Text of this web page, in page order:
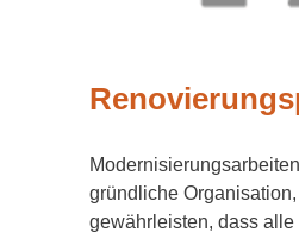
gründliche Organisation,
gewährleisten, dass alle